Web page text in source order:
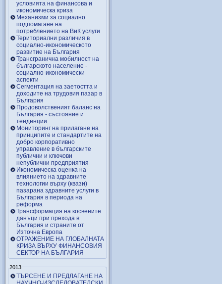
условията на финансова и
икономическа криза
Механизми за социално
подпомагане на
потреблението на ВиК услуги
Териториални различия в
социално-икономическото
развитие на България
Трансгранична мобилност на
българското население -
социално-икономически
аспекти
Сегментация на заетостта и
доходите на трудовия пазар в
България
Продоволственият баланс на
България - състояние и
тенденции
Мониторинг на прилагане на
принципите и стандартите на
добро корпоративно
управление в българските
публични и ключови
непублични предприятия
Икономическа оценка на
влиянието на здравните
технологии върху (квази)
пазарана здравните услуги в
България в периода на
реформа
Трансформация на косвените
данъци при прехода в
България и страните от
Източна Европа
ОТРАЖЕНИЕ НА ГЛОБАЛНАТА
КРИЗА ВЪРХУ ФИНАНСОВИЯ
СЕКТОР НА БЪЛГАРИЯ
2013
ТЪРСЕНЕ И ПРЕДЛАГАНЕ НА